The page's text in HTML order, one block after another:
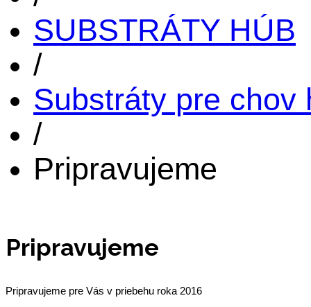
SUBSTRÁTY HÚB
/
Substráty pre chov
/
Pripravujeme
Pripravujeme
Pripravujeme pre Vás v priebehu roka 2016